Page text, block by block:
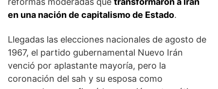
en una nación de capitalismo de Estado.
Llegadas las elecciones nacionales de agosto de
1967, el partido gubernamental Nuevo Irán
venció por aplastante mayoría, pero la
coronación del sah y su esposa como